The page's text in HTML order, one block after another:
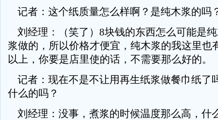
记者：这个纸质量怎么样啊？是纯木浆的吗
刘经理：（笑了）8块钱的东西怎么可能是
浆做的，所以价格才便宜，纯木浆的我这里也
以上，你要是店里使的话，不需要那么好的。
记者：现在不是不让用再生纸浆做餐巾纸了
什么的吗？
刘经理：没事，煮浆的时候温度那么高，什